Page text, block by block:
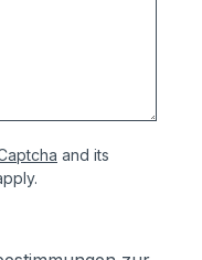
Kästen aus
(verfombar
d.h.
and its